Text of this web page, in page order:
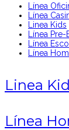
Línea
Línea
Linea Kids
Línea Pre-
Línea
Línea
Linea
Línea